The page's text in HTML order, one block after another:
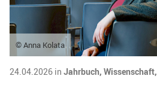
© Anna Kolata
24.04.2026 in Jahrbuch, Wissenschaft,